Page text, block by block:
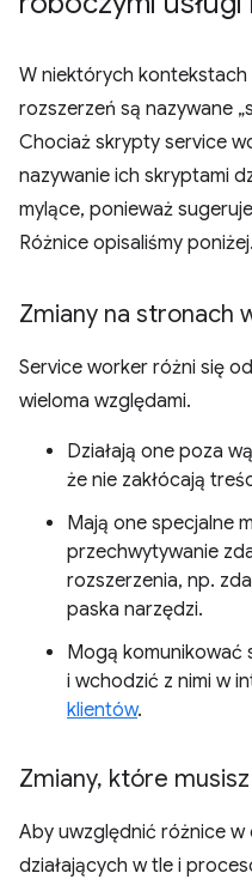
W niektórych
rozszerzeń są nazywane
Chociaż skrypty service
nazywanie ich skryptami
mylące, ponieważ
Różnice opisaliśmy poniżej.
Zmiany na stronach
Service worker różni się
wieloma względami.
Działają one poza
że nie zakłócają
Mają one specjalne
przechwytywanie
rozszerzenia, np.
paska narzędzi.
Mogą komunikować
i wchodzić z nimi w
klientów.
Zmiany, które
Aby uwzględnić różnice w
działających w tle i